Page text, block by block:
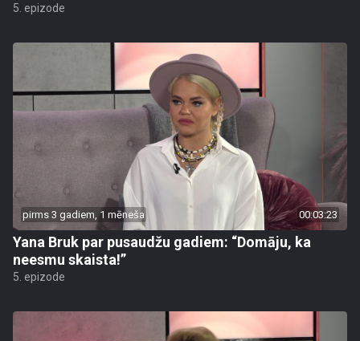
5. epizode
pirms 3 gadiem, 1 mēneša 00:03:23
Yana Bruk par pusaudžu gadiem: “Domāju, ka
neesmu skaista!”
5. epizode